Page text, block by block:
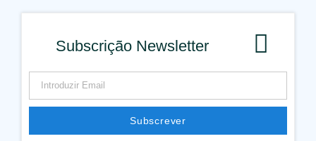
Subscrição Newsletter
Subscrever